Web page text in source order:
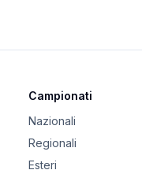
Campionati
Nazionali
Regionali
Esteri